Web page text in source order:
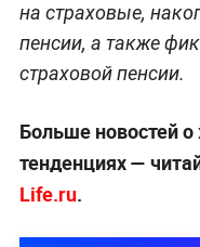
на страховые,
пенсии, а также
страховой пенсии.
Больше новостей
тенденциях —
Life.ru.